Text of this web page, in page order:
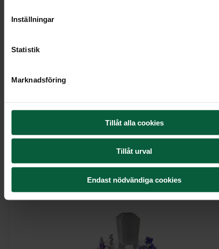
Inställningar
Statistik
Marknadsföring
Tillåt alla cookies
Tillåt urval
Endast nödvändiga cookies
Visa mer